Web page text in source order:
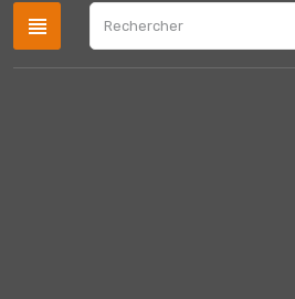
view_headline